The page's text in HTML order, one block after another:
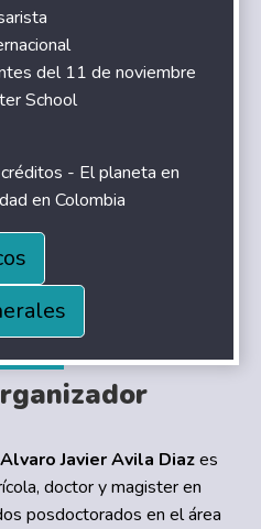
del 11 de noviembre
School
- El planeta en
en Colombia
Alvaro Javier Avila Diazes
doctor y magister en
posdoctorados en el área